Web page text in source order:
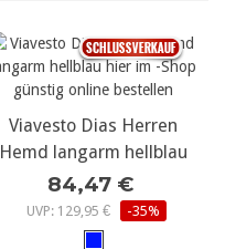
Viavesto Dias Herren
Hemd langarm hellblau
84,47 €
UVP: 129,95 € -35%